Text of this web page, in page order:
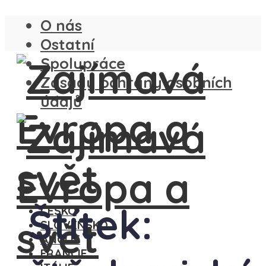
O nás
Ostatní
Spolupráce
Zásady ochrany osobních
údajů
ČESKO
SLOVENSKO
ANGLIE
FRANCIE
Štítek: